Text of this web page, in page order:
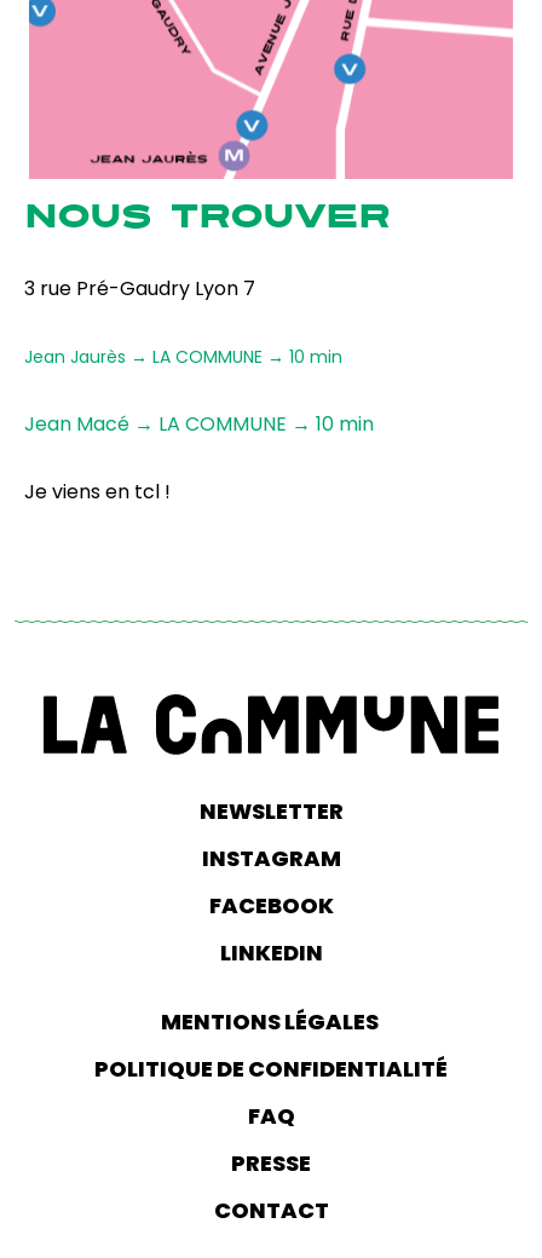
NOUS TROUVER
3 rue Pré-Gaudry Lyon 7
Jean Jaurès → LA COMMUNE → 10 min
Jean Macé → LA COMMUNE → 10 min
Je viens en tcl !
NEWSLETTER
INSTAGRAM
FACEBOOK
LINKEDIN
MENTIONS LÉGALES
POLITIQUE DE CONFIDENTIALITÉ
FAQ
PRESSE
CONTACT